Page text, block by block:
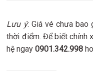
Lưu ý: Giá vé chưa bao
thời điểm. Để biết chính
hệ ngay0901.342.998